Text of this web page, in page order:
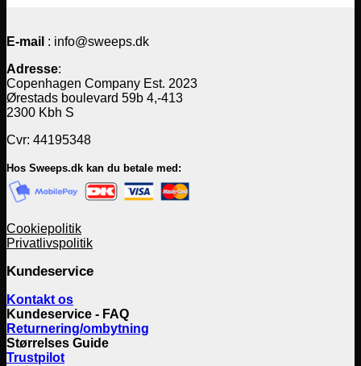
E-mail : info@sweeps.dk
Adresse:
Copenhagen Company Est. 2023
Ørestads boulevard 59b 4,-413
2300 Kbh S
Cvr: 44195348
Hos Sweeps.dk kan du betale med:
Cookiepolitik
Privatlivspolitik
Kundeservice
Kontakt os
Kundeservice - FAQ
Returnering/ombytning
Størrelses Guide
Trustpilot